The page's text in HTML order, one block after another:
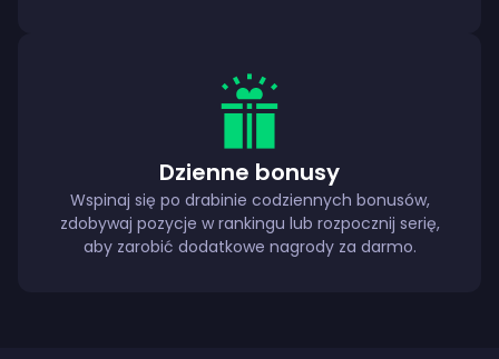
Dzienne bonusy
Wspinaj się po drabinie codziennych bonusów,
zdobywaj pozycje w rankingu lub rozpocznij serię,
aby zarobić dodatkowe nagrody za darmo.